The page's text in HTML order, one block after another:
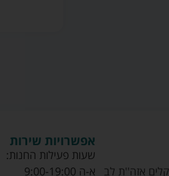
אזה''ת לב
אפשרויות שירות
שעות פעילות החנות:
א-ה 9:00-19:00